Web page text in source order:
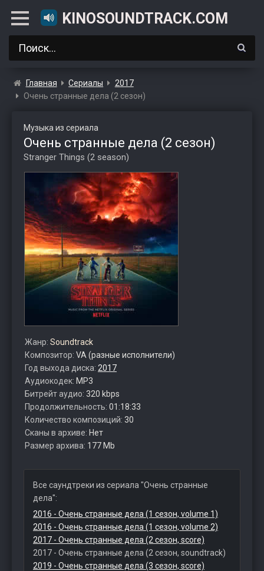
KINOSOUNDTRACK.COM
Главная Сериалы
2017
Очень странные дела (2 сезон)
Музыка из сериала
Очень странные дела (2 сезон)
Stranger Things (2 season)
Жанр: Soundtrack
Композитор: VA (разные исполнители)
Год выхода диска: 2017
Аудиокодек: MP3
Битрейт аудио: 320 kbps
Продолжительность: 01:18:33
Количество композиций: 30
Сканы в архиве: Нет
Размер архива: 177 Mb
Все саундтреки из сериала "Очень странные
дела":
2016 - Очень странные дела (1 сезон, volume 1)
2016 - Очень странные дела (1 сезон, volume 2)
2017 - Очень странные дела (2 сезон, score)
2017 - Очень странные дела (2 сезон, soundtrack)
2019 - Очень странные дела (3 сезон, score)